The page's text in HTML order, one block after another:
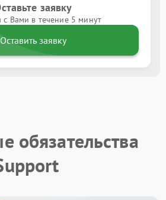
заявку
с Вами в течение 5 минут
Оставить заявку
обязательства